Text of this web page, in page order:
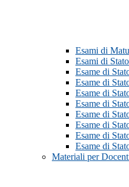
Esami di
Esami di
Esame di
Esame di
Esame di
Esame di
Esame di
Esame di
Esame di
Esame di
Materiali per